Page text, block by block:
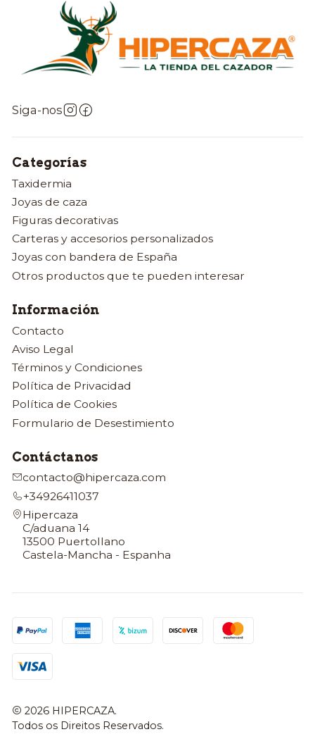
Siga-nos
Categorías
Taxidermia
Joyas de caza
Figuras decorativas
Carteras y accesorios personalizados
Joyas con bandera de España
Otros productos que te pueden interesar
Información
Contacto
Aviso Legal
Términos y Condiciones
Política de Privacidad
Política de Cookies
Formulario de Desestimiento
Contáctanos
contacto@hipercaza.com
+34926411037
Hipercaza
C/aduana 14
13500 Puertollano
Castela-Mancha - Espanha
2026 HIPERCAZA.
Todos os Direitos Reservados.